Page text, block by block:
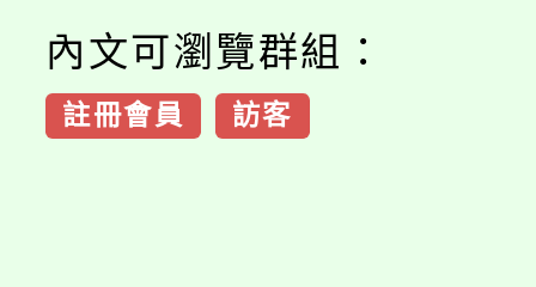
內文可瀏覽群組：
註冊會員 訪客